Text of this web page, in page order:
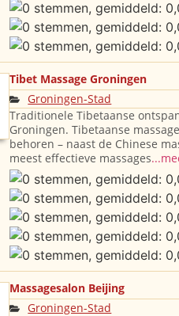
Tibet Massage Groningen
Groningen-Stad
Traditionele Tibetaanse
Groningen. Tibetaanse
behoren – naast de Chinese
meest effectieve massages
Massagesalon Beijing
Groningen-Stad